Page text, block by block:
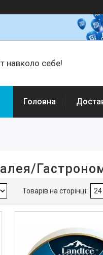
навколо себе!
Головна